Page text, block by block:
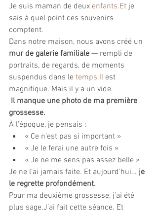
Je suis maman de deux enfants.Et je
sais à quel point ces souvenirs
comptent.
Dans notre maison, nous avons créé un
mur de galerie familiale — rempli de
portraits, de regards, de moments
suspendus dans le temps.Il est
magnifique. Mais il y a un vide.
Il manque une photo de ma première
grossesse.
À l’époque, je pensais :
« Ce n’est pas si important »
« Je le ferai une autre fois »
« Je ne me sens pas assez belle »
Je ne l’ai jamais faite. Et aujourd’hui… je
le regrette profondément.
Pour ma deuxième grossesse, j’ai été
plus sage.J’ai fait cette séance. Et